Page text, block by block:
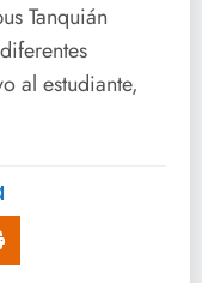
Tanquián
al estudiante,